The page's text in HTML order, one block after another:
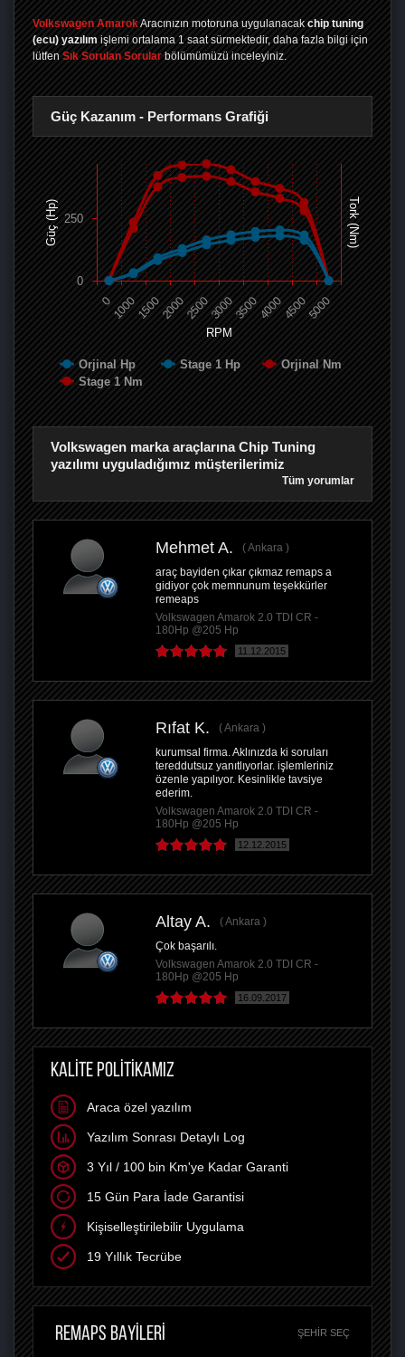
Volkswagen AmarokAracınızın motoruna uygulanacak chip tuning
(ecu) yazılım işlemi ortalama 1 saat sürmektedir, daha fazla bilgi için
lütfen Sık Sorulan Sorular bölümümüzü inceleyiniz.
Güç Kazanım - Performans Grafiği
RPM
Güç (Hp) Tork (Nm)
Orjinal Hp Stage 1 Hp
Orjinal Nm
Stage 1 Nm
0 100015002000250030003500400045005000
0
250
Volkswagen marka araçlarına Chip Tuning
yazılımı uyguladığımız müşterilerimiz
Tüm yorumlar
Mehmet A.
Ankara
araç bayiden çıkar çıkmaz remaps a
gidiyor çok memnunum teşekkürler
remeaps
Volkswagen Amarok 2.0 TDI CR -
180Hp @205 Hp
11.12.2015
Rıfat K.
Ankara
kurumsal firma. Aklınızda ki soruları
tereddutsuz yanıtlıyorlar. işlemleriniz
özenle yapılıyor. Kesinlikle tavsiye
ederim.
Volkswagen Amarok 2.0 TDI CR -
180Hp @205 Hp
12.12.2015
Altay A.
Ankara
Çok başarılı.
Volkswagen Amarok 2.0 TDI CR -
180Hp @205 Hp
16.09.2017
KALİTE POLİTİKAMIZ
Araca özel yazılım
Yazılım Sonrası Detaylı Log
3 Yıl / 100 bin Km'ye Kadar Garanti
15 Gün Para İade Garantisi
Kişiselleştirilebilir Uygulama
19 Yıllık Tecrübe
REMAPS BAYİLERİ ŞEHIR SEÇ